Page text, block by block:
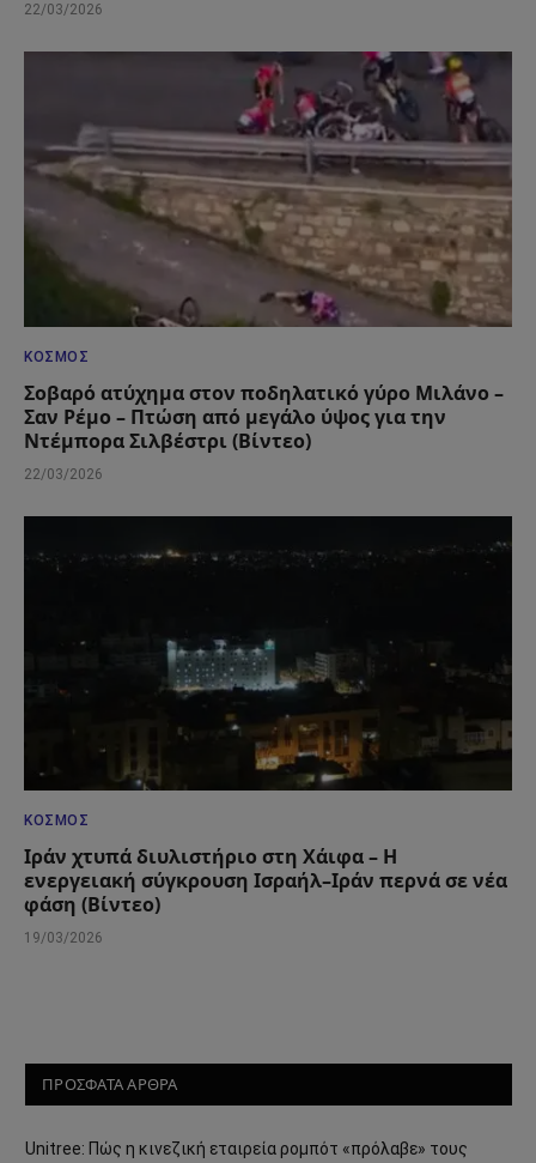
22/03/2026
ΚΌΣΜΟΣ
Σοβαρό ατύχημα στον ποδηλατικό γύρο Μιλάνο –
Σαν Ρέμο – Πτώση από μεγάλο ύψος για την
Ντέμπορα Σιλβέστρι (Βίντεο)
22/03/2026
ΚΌΣΜΟΣ
Ιράν χτυπά διυλιστήριο στη Χάιφα – Η
ενεργειακή σύγκρουση Ισραήλ–Ιράν περνά σε νέα
φάση (Βίντεο)
19/03/2026
ΠΡΟΣΦΑΤΑ ΑΡΘΡΑ
Unitree: Πώς η κινεζική εταιρεία ρομπότ «πρόλαβε» τους